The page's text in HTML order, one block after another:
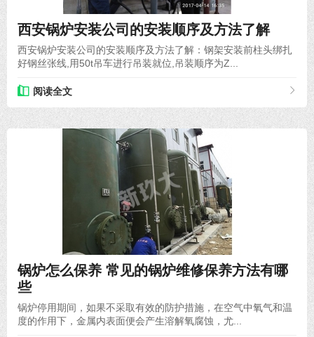
西安锅炉安装公司的安装顺序及方法了解
西安锅炉安装公司的安装顺序及方法了解：钢架安装前柱头绑扎
好钢丝张线,用50t吊车进行吊装就位,吊装顺序为Z...
阅读全文
锅炉怎么保养 常见的锅炉维修保养方法有哪
些
锅炉停用期间，如果不采取有效的防护措施，在空气中氧气和温
度的作用下，金属内表面便会产生溶解氧腐蚀，尤...